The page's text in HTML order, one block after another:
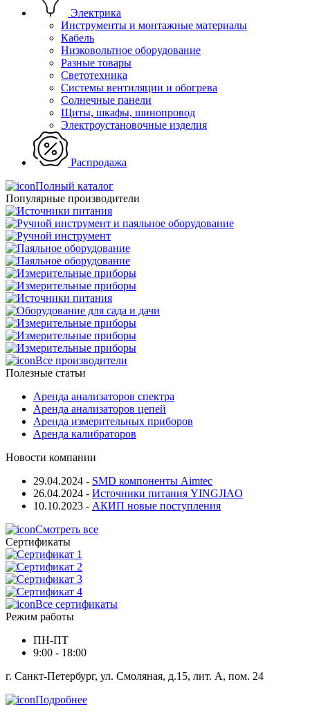
Электрика
Инструменты и монтажные материалы
Кабель
Низковольтное оборудование
Разные товары
Светотехника
Системы вентиляции и обогрева
Солнечные панели
Щиты, шкафы, шинопровод
Электроустановочные изделия
Распродажа
Полный каталог
Популярные производители
Все производители
Полезные статьи
Аренда анализаторов спектра
Аренда анализаторов цепей
Аренда измерительных приборов
Аренда калибраторов
Новости компании
29.04.2024 - SMD компоненты Aimtec
26.04.2024 - Источники питания YINGJIAO
10.10.2023 - АКИП новые поступления
Смотреть все
Сертификаты
Все сертификаты
Режим работы
ПН-ПТ
9:00 - 18:00
г. Санкт-Петербург, ул. Смоляная, д.15, лит. А, пом. 24
Подробнее